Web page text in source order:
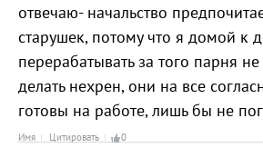
отвечаю- начальство
старушек, потому что я домой к
перерабатывать за того парня
делать нехрен, они на все
готовы на работе, лишь бы не
Имя Цитировать 0